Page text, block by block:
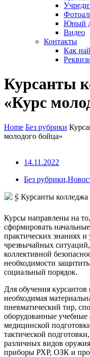
Юный
Видео
Контакты
Как
Курсанты
«Курс
Home Без рубрики
молодого бойца»
14.11.2022
Без рубрики,
Курсанты
Курсы направлены на
сформировать
практических знаниях
чрезвычайных
коллективной
необходимости
социальный порядок.
Для обучения курсантов
необходимая
пневматический тир,
оборудованные учебные
медицинской
тактической
различных видов
приборы РХР, ОЗК и